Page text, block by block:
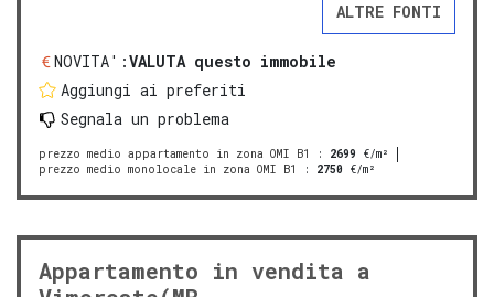
ALTRE FONTI
NOVITA':VALUTA questo immobile
Aggiungi ai preferiti
Segnala un problema
prezzo medio appartamento in zona OMI B1 : 2699 €/m²
prezzo medio monolocale in zona OMI B1
: 2750 €/m²
Appartamento in vendita a